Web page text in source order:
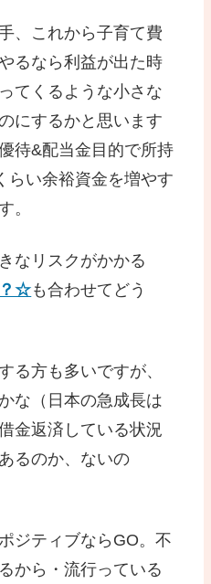
、これから子育て費
るなら利益が出た時
てくるような小さな
にするかと思います
待&配当金目的で所持
らい余裕資金を増やす
。
なリスクがかかる
？☆も合わせてどう
る方も多いですが、
な（日本の急成長は
金返済している状況
るのか、ないの
ジティブならGO。不
から・流行っている